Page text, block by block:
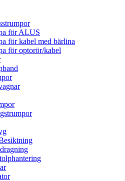
för ALUS
för kabel med bärlina
för optorör/kabel